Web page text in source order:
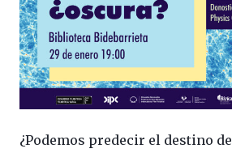
¿Podemos predecir el destino